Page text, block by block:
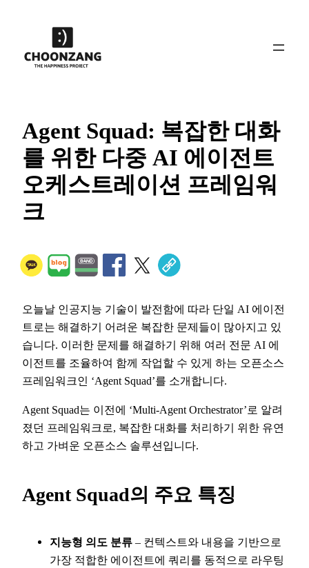
Agent Squad: 복잡한 대화
를 위한 다중 AI 에이전트
오케스트레이션 프레임워
크
오늘날 인공지능 기술이 발전함에 따라 단일 AI 에이전
트로는 해결하기 어려운 복잡한 문제들이 많아지고 있
습니다. 이러한 문제를 해결하기 위해 여러 전문 AI 에
이전트를 조율하여 함께 작업할 수 있게 하는 오픈소스
프레임워크인 ‘Agent Squad’를 소개합니다.
Agent Squad는 이전에 ‘Multi-Agent Orchestrator’로 알려
졌던 프레임워크로, 복잡한 대화를 처리하기 위한 유연
하고 가벼운 오픈소스 솔루션입니다.
Agent Squad의 주요 특징
지능형 의도 분류 – 컨텍스트와 내용을 기반으로
가장 적합한 에이전트에 쿼리를 동적으로 라우팅